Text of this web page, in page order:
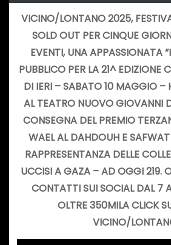
VICINO/LONTANO 2025,
SOLD OUT PER CINQUE
EVENTI, UNA APPASSIONATA
PUBBLICO PER LA 21^ EDIZIONE
DI IERI – SABATO 10 MAGGIO –
AL TEATRO NUOVO GIOVANNI
CONSEGNA DEL PREMIO
WAEL AL DAHDOUH E
RAPPRESENTANZA DELLE
UCCISI A GAZA – AD OGGI 219.
CONTATTI SUI SOCIAL DAL 7
OLTRE 350MILA CLICK
VICINO/